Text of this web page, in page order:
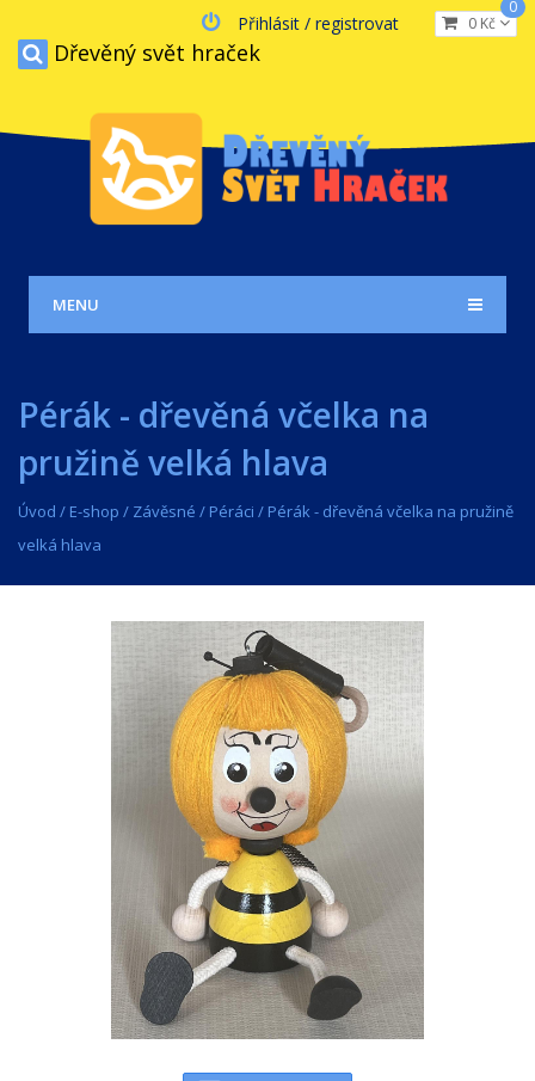
0 Kč
0
Přihlásit / registrovat
Dřevěný svět hraček
MENU
Pérák - dřevěná včelka na
pružině velká hlava
Úvod / E-shop / Závěsné / Péráci / Pérák - dřevěná včelka na pružině
velká hlava